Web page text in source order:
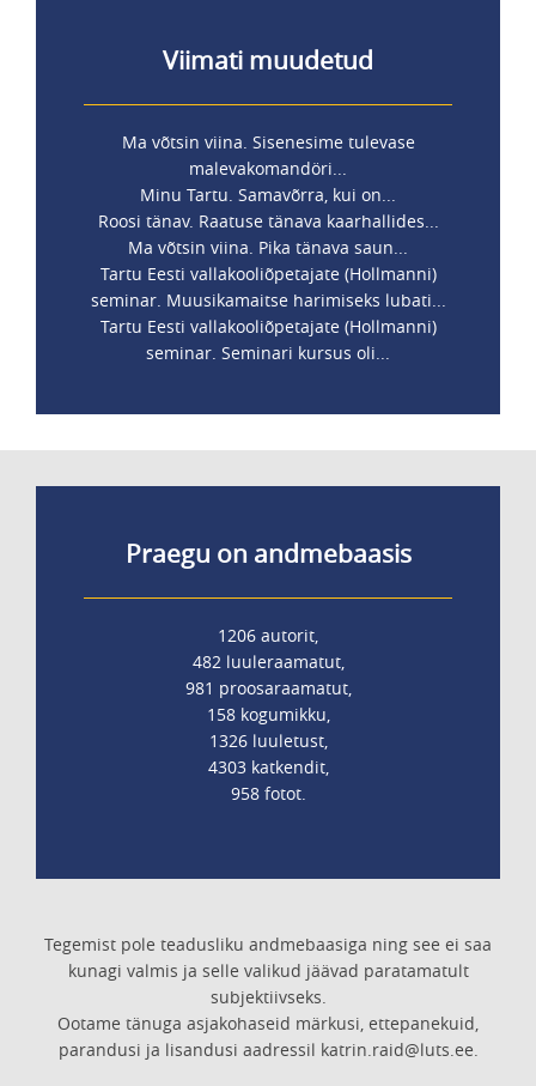
Viimati muudetud
Ma võtsin viina. Sisenesime tulevase
malevakomandöri...
Minu Tartu. Samavõrra, kui on...
Roosi tänav. Raatuse tänava kaarhallides...
Ma võtsin viina. Pika tänava saun...
Tartu Eesti vallakooliõpetajate (Hollmanni)
seminar. Muusikamaitse harimiseks lubati...
Tartu Eesti vallakooliõpetajate (Hollmanni)
seminar. Seminari kursus oli...
Praegu on andmebaasis
1206 autorit,
482 luuleraamatut,
981 proosaraamatut,
158 kogumikku,
1326 luuletust,
4303 katkendit,
958 fotot.
Tegemist pole teadusliku andmebaasiga ning see ei saa
kunagi valmis ja selle valikud jäävad paratamatult
subjektiivseks.
Ootame tänuga asjakohaseid märkusi, ettepanekuid,
parandusi ja lisandusi aadressil katrin.raid@luts.ee.